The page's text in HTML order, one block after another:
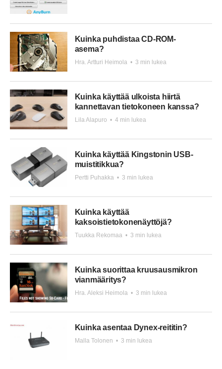
Kuinka puhdistaa CD-ROM-
asema?
Hra. Artturi Heimola • 3 min lukea
Kuinka käyttää ulkoista hiirtä
kannettavan tietokoneen kanssa?
Lila Alapuro • 4 min lukea
Kuinka käyttää Kingstonin USB-
muistitikkua?
Pertti Puhakka • 3 min lukea
Kuinka käyttää
kaksoistietokonenäyttöjä?
Tuukka Rekomaa • 3 min lukea
Kuinka suorittaa kruusausmikron
vianmääritys?
Hra. Aleksi Heimola • 3 min lukea
Kuinka asentaa Dynex-reititin?
Malla Tolonen • 3 min lukea